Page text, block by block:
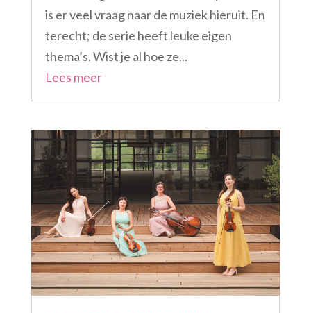
is er veel vraag naar de muziek hieruit. En
terecht; de serie heeft leuke eigen
thema’s. Wist je al hoe ze...
Lees meer